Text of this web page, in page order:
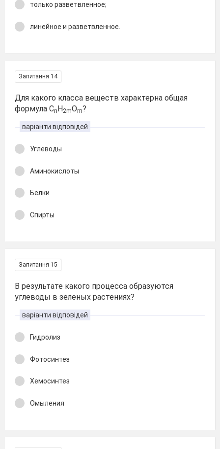
только разветвленное;
линейное и разветвленное.
Запитання 14
Для какого класса веществ характерна общая
формула CnH2mOm?
варіанти відповідей
Углеводы
Аминокислоты
Белки
Спирты
Запитання 15
В результате какого процесса образуются
углеводы в зеленых растениях?
варіанти відповідей
Гидролиз
Фотосинтез
Хемосинтез
Омыления